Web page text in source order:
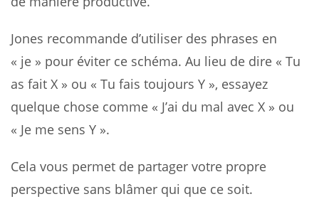
Jones recommande d’utiliser des phrases en
« je » pour éviter ce schéma. Au lieu de dire « Tu
as fait X » ou « Tu fais toujours Y », essayez
quelque chose comme « J’ai du mal avec X » ou
« Je me sens Y ».
Cela vous permet de partager votre propre
perspective sans blâmer qui que ce soit.